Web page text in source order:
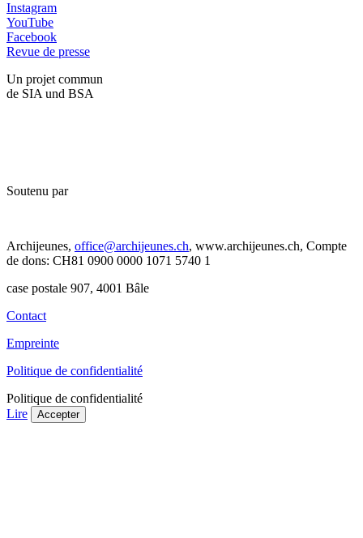
Instagram
YouTube
Facebook
Revue de presse
Un projet commun
de SIA und BSA
Soutenu par
Archijeunes, office@archijeunes.ch, www.archijeunes.ch, Compte
de dons: CH81 0900 0000 1071 5740 1
case postale 907, 4001 Bâle
Contact
Empreinte
Politique de confidentialité
Politique de confidentialité
Lire
Accepter